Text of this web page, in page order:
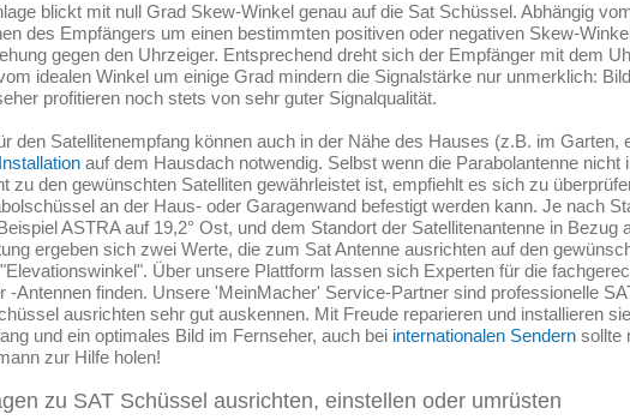
blickt mit null Grad Skew-Winkel genau auf die Sat Schüssel. Abhängig
des Empfängers um einen bestimmten positiven oder negativen Skew-
gegen den Uhrzeiger. Entsprechend dreht sich der Empfänger mit dem
idealen Winkel um einige Grad mindern die Signalstärke nur unmerklich:
profitieren noch stets von sehr guter Signalqualität.
den Satellitenempfang können auch in der Nähe des Hauses (z.B. im Garten,
Installation auf dem Hausdach notwendig. Selbst wenn die Parabolantenne nicht
zu den gewünschten Satelliten gewährleistet ist, empfiehlt es sich zu
an der Haus- oder Garagenwand befestigt werden kann. Je nach
ASTRA auf 19,2° Ost, und dem Standort der Satellitenantenne in Bezug
ergeben sich zwei Werte, die zum Sat Antenne ausrichten auf den
Über unsere Plattform lassen sich Experten für die
-Antennen finden. Unsere 'MeinMacher' Service-Partner sind professionelle
ausrichten sehr gut auskennen. Mit Freude reparieren und installieren
und ein optimales Bild im Fernseher, auch bei internationalen Sendern sollte
zur Hilfe holen!
zu SAT Schüssel ausrichten, einstellen oder umrüsten